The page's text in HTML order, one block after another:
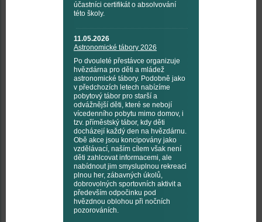
účastníci certifikát o absolvování
této školy.
11.05.2026
Astronomické tábory 2026
Po dvouleté přestávce organizuje
hvězdárna pro děti a mládež
astronomické tábory. Podobně jako
v předchozích letech nabízíme
pobytový tábor pro starší a
odvážnější děti, které se nebojí
vícedenního pobytu mimo domov, i
tzv. příměstský tábor, kdy děti
docházejí každý den na hvězdárnu.
Obě akce jsou koncipovány jako
vzdělávací, naším cílem však není
děti zahlcovat informacemi, ale
nabídnout jim smysluplnou rekreaci
plnou her, zábavných úkolů,
dobrovolných sportovních aktivit a
především odpočinku pod
hvězdnou oblohou při nočních
pozorováních.